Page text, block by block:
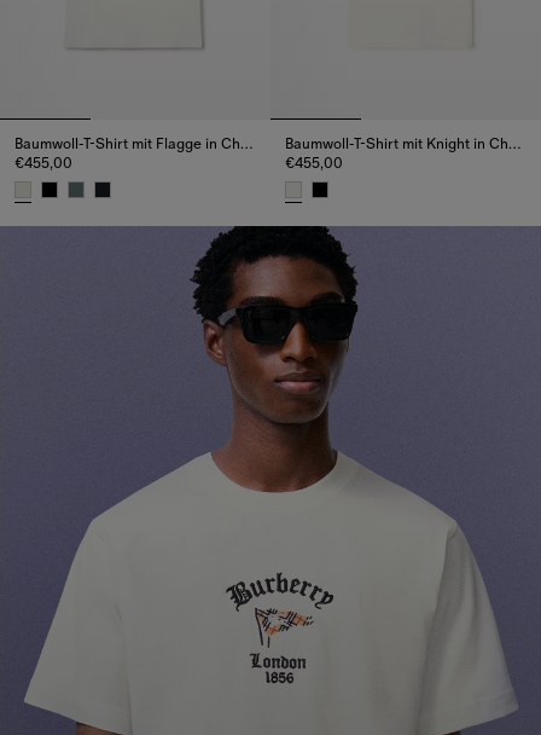
Baumwoll-T-Shirt mit Flagge in Check
€455,00
Baumwoll-T-Shirt mit Knight in Check
€455,00